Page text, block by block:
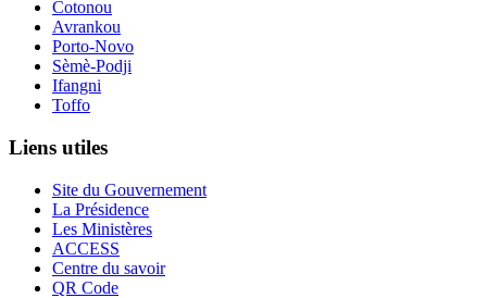
Cotonou
Avrankou
Porto-Novo
Sèmè-Podji
Ifangni
Toffo
Liens utiles
Site du Gouvernement
La Présidence
Les Ministères
ACCESS
Centre du savoir
QR Code